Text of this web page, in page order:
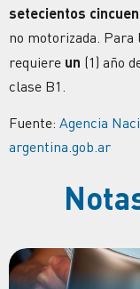
setecientos
no motorizada.
requiere un (1) año
clase B1.
Fuente: Agencia
argentina.gob.ar